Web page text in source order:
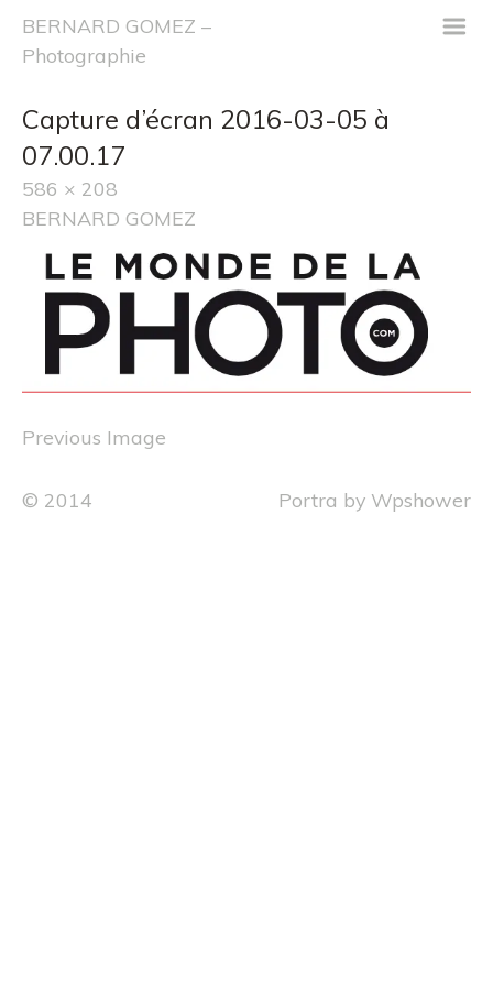
BERNARD GOMEZ –
Photographie
m
Capture d’écran 2016-03-05 à
07.00.17
586 × 208
BERNARD GOMEZ
Previous Image
© 2014 Portra by Wpshower